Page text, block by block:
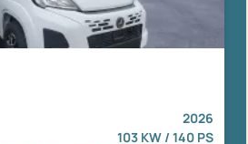
2026
103 KW / 140 PS